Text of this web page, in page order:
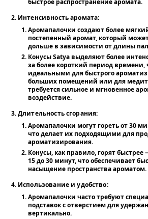
быстрое распространение аромата.
Интенсивность аромата:
Аромапалочки создают более
постепенный аромат, который
дольше в зависимости от длины
Конусы Satya выделяют более
за более короткий период времени,
идеальными для быстрого
больших помещений или для
требуется сильное и мгновенное
воздействие.
Длительность сгорания:
Аромапалочки могут гореть от 30
что делает их подходящими для
ароматизирования.
Конусы, как правило, горят
15 до 30 минут, что обеспечивает
насыщение пространства ароматом.
Использование и удобство:
Аромапалочки часто требуют
подставок с отверстием для
вертикально.